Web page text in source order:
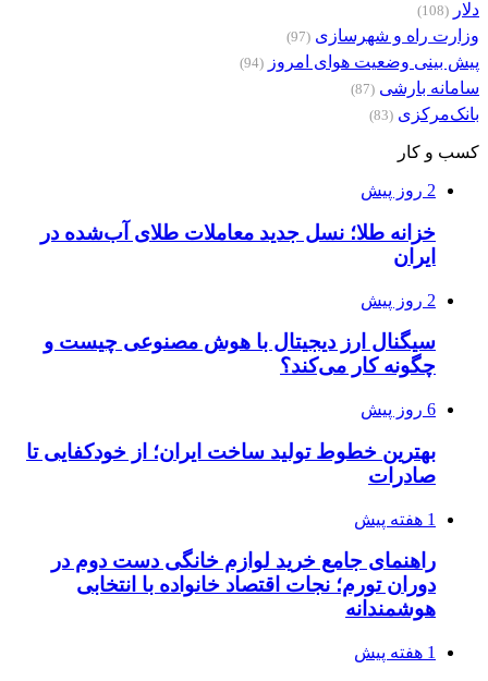
دلار (108)
وزارت راه و شهرسازی (97)
پیش بینی وضعیت هوای امروز (94)
سامانه بارشی (87)
بانک‌مرکزی (83)
کسب و کار
2 روز پیش
خزانه طلا؛ نسل جدید معاملات طلای آب‌شده در
ایران
2 روز پیش
سیگنال ارز دیجیتال با هوش مصنوعی چیست و
چگونه کار می‌کند؟
6 روز پیش
بهترین خطوط تولید ساخت ایران؛ از خودکفایی تا
صادرات
1 هفته پیش
راهنمای جامع خرید لوازم خانگی دست دوم در
دوران تورم؛ نجات اقتصاد خانواده با انتخابی
هوشمندانه
1 هفته پیش